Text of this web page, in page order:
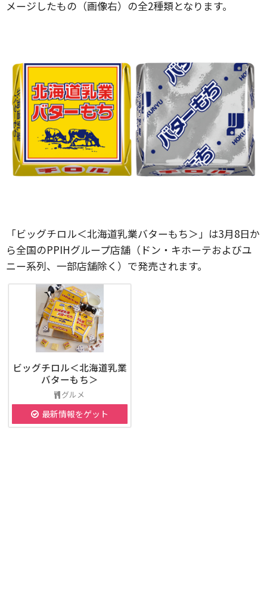
メージしたもの（画像右）の全2種類となります。
「ビッグチロル＜北海道乳業バターもち＞」は3月8日か
ら全国のPPIHグループ店舗（ドン・キホーテおよびユ
ニー系列、一部店舗除く）で発売されます。
ビッグチロル＜北海道乳業
バターもち＞
グルメ
最新情報をゲット